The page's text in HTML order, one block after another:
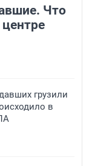
Что
грузили
в